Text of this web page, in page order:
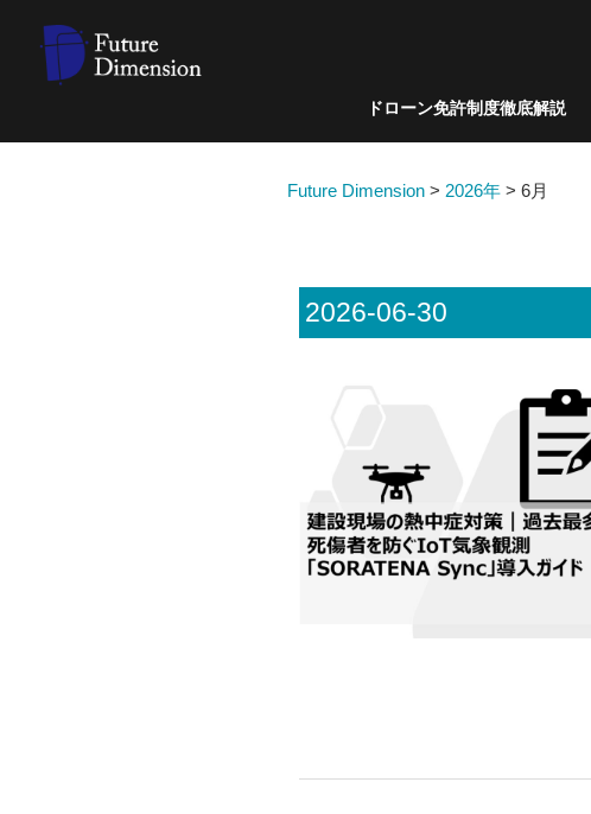
ドローン免許制度徹底解説
Future Dimension > 2026年 > 6月
2026-06-30